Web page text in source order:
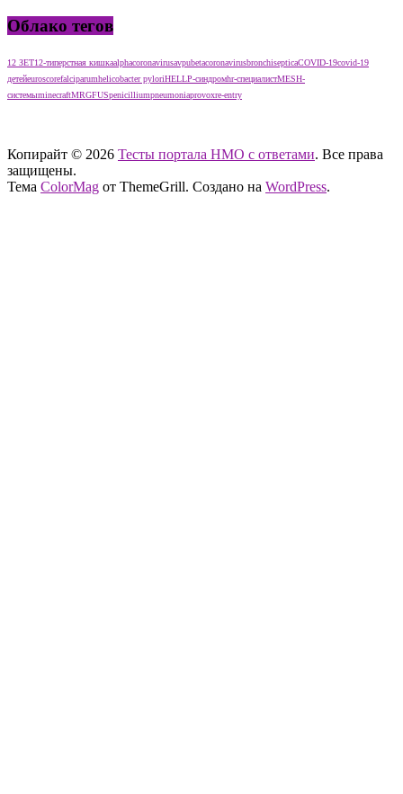
Облако тегов
12 ЗЕТ12-типерстная кишкаalphacoronavirusavpubetacoronavirusbronchisepticaCOVID-19covid-19
детейeuroscorefalciparumhelicobacter pyloriHELLP-синдромhr-специалистMESH-
системыminecraftMRGFUSpenicilliumpneumoniaprovoxre-entry
Копирайт © 2026 Тесты портала НМО с ответами. Все права
защищены.
Тема ColorMag от ThemeGrill. Создано на WordPress.